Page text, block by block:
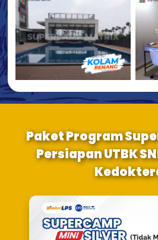
Paket Program
Persiapan UTBK